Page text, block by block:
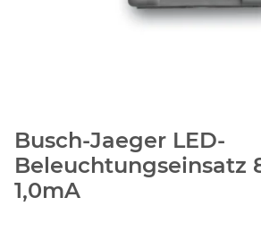
Busch-Jaeger LED-
Beleuchtungseinsatz
1,0mA